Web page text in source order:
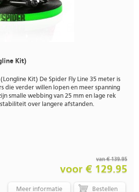
Kit)
Kit) De Spider Fly Line 35 meter is
die verder willen lopen en meer spanning
smalle webbing van 25 mm en lage rek
over langere afstanden.
van € 139.95
voor € 129.95
Meer informatie